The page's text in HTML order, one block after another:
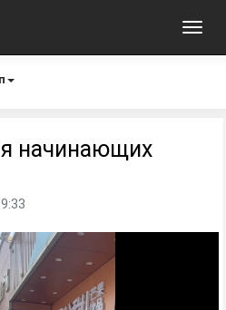
начинающих